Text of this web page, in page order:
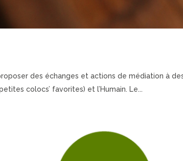
des échanges et actions de médiation à
colocs’ favorites) et l’Humain. Le...